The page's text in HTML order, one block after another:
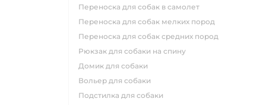
переноска для собак в самолет
переноска для собак мелких пород
переноска для собак средних пород
рюкзак для собаки на спину
домик для собаки
вольер для собаки
подстилка для собаки